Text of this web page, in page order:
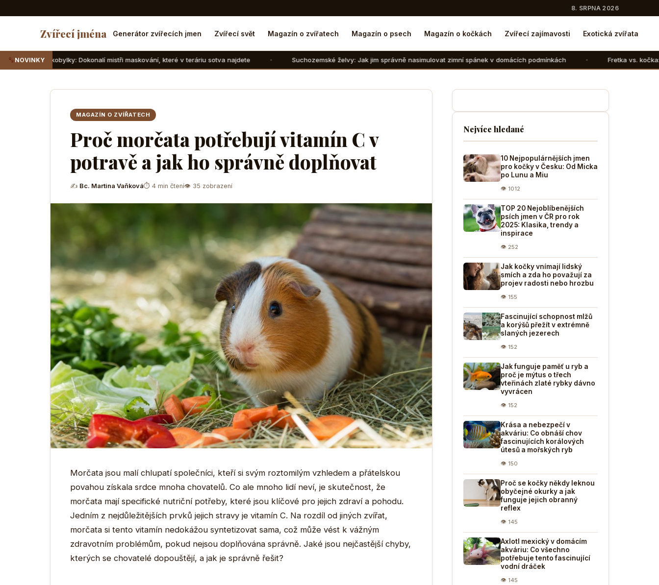
8. SRPNA 2026
Zvířecí jména Generátor zvířecích jmen Zvířecí svět Magazín o zvířatech Magazín o psech Magazín o kočkách Zvířecí zajímavosti Exotická zvířata
NOVINKY
Dokonalí mistři maskování, které v teráriu sotva najdete Suchozemské želvy: Jak jim správně nasimulovat zimní spánek v domácích podmínkách Fretka vs. kočka: V čem se liší
MAGAZÍN O ZVÍŘATECH
Proč morčata potřebují vitamín C v
potravě a jak ho správně doplňovat
✍ Bc. Martina Vaňková⏱ 4 min čtení👁 35 zobrazení
Morčata jsou malí chlupatí společníci, kteří si svým roztomilým vzhledem a přátelskou
povahou získala srdce mnoha chovatelů. Co ale mnoho lidí neví, je skutečnost, že
morčata mají specifické nutriční potřeby, které jsou klíčové pro jejich zdraví a pohodu.
Jedním z nejdůležitějších prvků jejich stravy je vitamín C. Na rozdíl od jiných zvířat,
morčata si tento vitamín nedokážou syntetizovat sama, což může vést k vážným
zdravotním problémům, pokud nejsou doplňována správně. Jaké jsou nejčastější chyby,
kterých se chovatelé dopouštějí, a jak je správně řešit?
Nejvíce hledané
10 Nejpopulárnějších jmen
pro kočky v Česku: Od Micka
po Lunu a Miu
👁 1012
TOP 20 Nejoblíbenějších
psích jmen v ČR pro rok
2025: Klasika, trendy a
inspirace
👁 252
Jak kočky vnímají lidský
smích a zda ho považují za
projev radosti nebo hrozbu
👁 155
Fascinující schopnost mlžů
a korýšů přežít v extrémně
slaných jezerech
👁 152
Jak funguje paměť u ryb a
proč je mýtus o třech
vteřinách zlaté rybky dávno
vyvrácen
👁 152
Krása a nebezpečí v
akváriu: Co obnáší chov
fascinujících korálových
útesů a mořských ryb
👁 150
Proč se kočky někdy leknou
obyčejné okurky a jak
funguje jejich obranný
reflex
👁 145
Axlotl mexický v domácím
akváriu: Co všechno
potřebuje tento fascinující
vodní dráček
👁 145